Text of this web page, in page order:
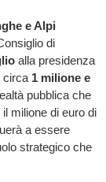
e Alpi
di
alla presidenza
circa 1 milione e
pubblica che
milione di euro di
a essere
strategico che